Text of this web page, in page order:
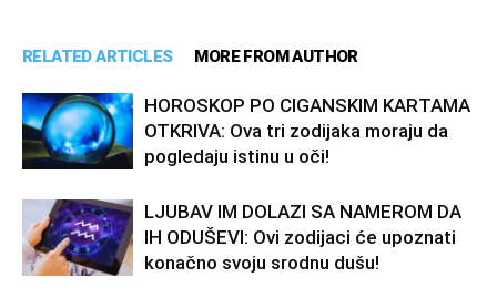
RELATED ARTICLES MORE FROM AUTHOR
HOROSKOP PO CIGANSKIM KARTAMA
OTKRIVA: Ova tri zodijaka moraju da
pogledaju istinu u oči!
LJUBAV IM DOLAZI SA NAMEROM DA
IH ODUŠEVI: Ovi zodijaci će upoznati
konačno svoju srodnu dušu!